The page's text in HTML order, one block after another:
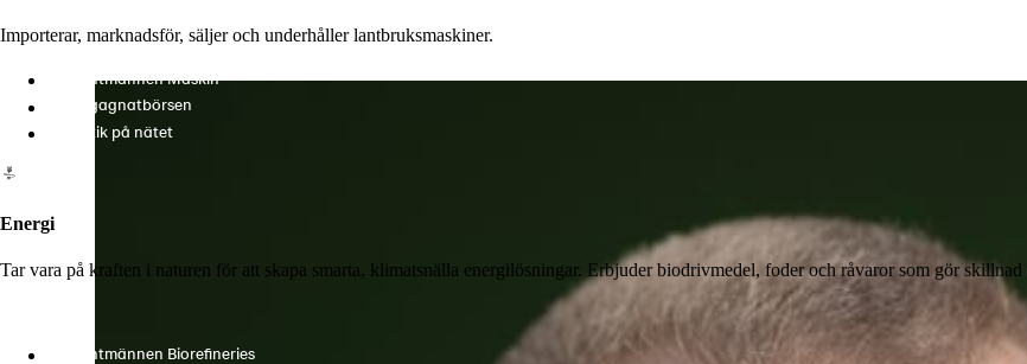
Importerar, marknadsför, säljer och underhåller lantbruksmaskiner.
Lantmännen Maskin
Begagnatbörsen
Butik på nätet
Energi
Tar vara på kraften i naturen för att skapa smarta, klimatsnälla energilösningar. Erbjuder biodrivmedel, foder och råvaror som gör
Lantmännen Biorefineries